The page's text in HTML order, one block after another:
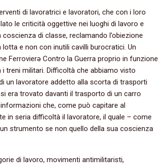
di lavoratrici e lavoratori, che con i loro
le criticità oggettive nei luoghi di lavoro e
di classe, reclamando l’obiezione
e non con inutili cavilli burocratici. Un
Ferrovierə Contro la Guerra proprio in funzione
treni militari. Difficoltà che abbiamo visto
un lavoratore addetto alla scorta di trasporti
era trovato davanti il trasporto di un carro
che, come può capitare al
in seria difficoltà il lavoratore, il quale – come
strumento se non quello della sua coscienza
di lavoro, movimenti antimilitaristi,